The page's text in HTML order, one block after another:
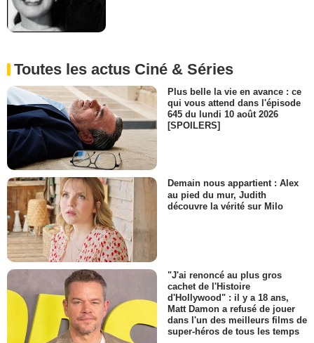
Toutes les actus Ciné & Séries
Plus belle la vie en avance : ce
qui vous attend dans l'épisode
645 du lundi 10 août 2026
[SPOILERS]
Demain nous appartient : Alex
au pied du mur, Judith
découvre la vérité sur Milo
"J'ai renoncé au plus gros
cachet de l'Histoire
d'Hollywood" : il y a 18 ans,
Matt Damon a refusé de jouer
dans l'un des meilleurs films de
super-héros de tous les temps